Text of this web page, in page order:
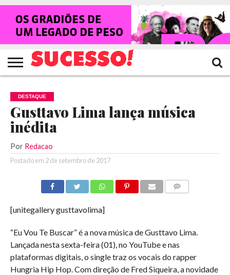
HOME
NOTÍCIAS
SHOWS
ENTREVISTAS
CLIQUES
RANKING
CROWLEY
TV
SUCESSO!
REVISTA
SUCESSO!
DESTAQUE
Gusttavo Lima lança música
inédita
Por Redacao
Postado em 2 de setembro de 2017
[unitegallery gusttavolima]
“Eu Vou Te Buscar” é a nova música de Gusttavo Lima.
Lançada nesta sexta-feira (01), no YouTube e nas
plataformas digitais, o single traz os vocais do rapper
Hungria Hip Hop. Com direção de Fred Siqueira, a novidade